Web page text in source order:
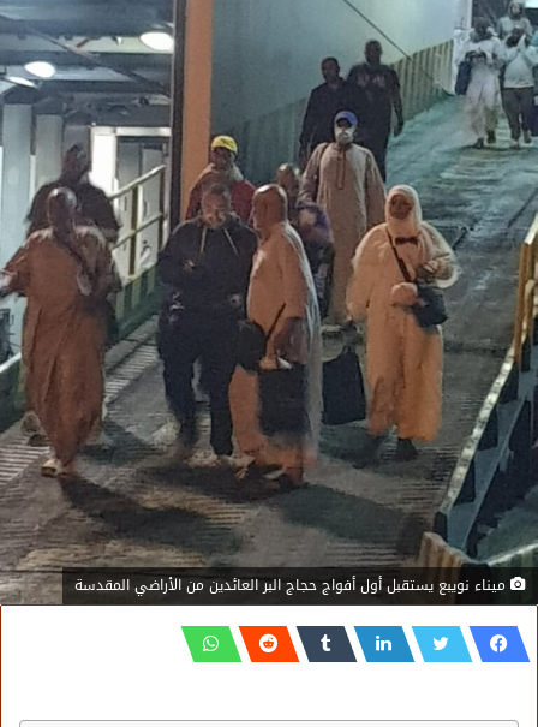
ميناء نويبع يستقبل أول أفواج حجاج البر العائدين من الأراضي المقدسة